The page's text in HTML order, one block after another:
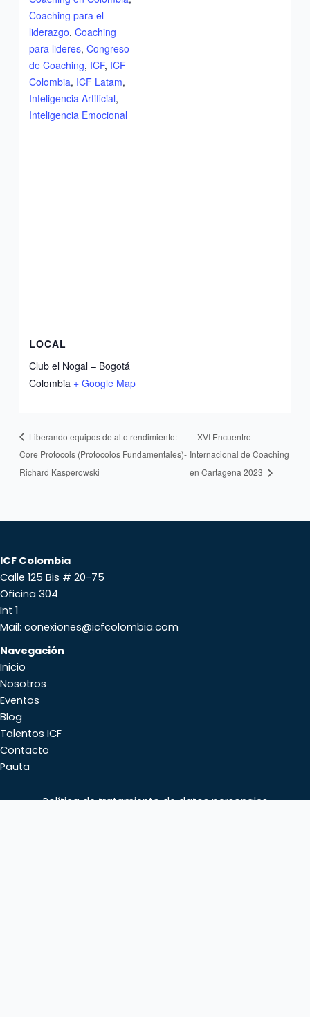
Coaching para el
liderazgo,Coaching
para lideres,Congreso
de Coaching, ICF, ICF
Colombia, ICF Latam,
Inteligencia Artificial,
Inteligencia Emocional
LOCAL
Club el Nogal – Bogotá
Colombia + Google Map
Liberando equipos de alto rendimiento:
Core Protocols (Protocolos Fundamentales)-
Richard Kasperowski
XVI Encuentro
Internacional de Coaching
en Cartagena 2023
ICF Colombia
Calle 125 Bis # 20-75
Oficina 304
Int 1
Mail: conexiones@icfcolombia.com
Navegación
Inicio
Nosotros
Eventos
Blog
Talentos ICF
Contacto
Pauta
Política de tratamiento de datos personales